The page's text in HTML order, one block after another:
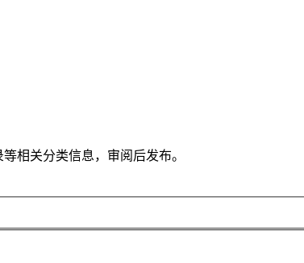
相关分类信息，审阅后发布。